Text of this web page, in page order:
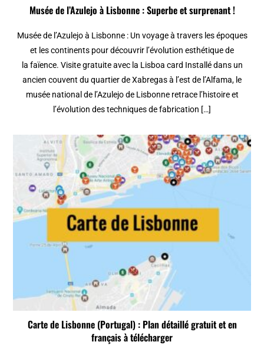
Musée de l’Azulejo à Lisbonne : Superbe et surprenant !
Musée de l’Azulejo à Lisbonne : Un voyage à travers les époques
et les continents pour découvrir l’évolution esthétique de
la faïence. Visite gratuite avec la Lisboa card Installé dans un
ancien couvent du quartier de Xabregas à l’est de l’Alfama, le
musée national de l’Azulejo de Lisbonne retrace l’histoire et
l’évolution des techniques de fabrication […]
Carte de Lisbonne (Portugal) : Plan détaillé gratuit et en
français à télécharger